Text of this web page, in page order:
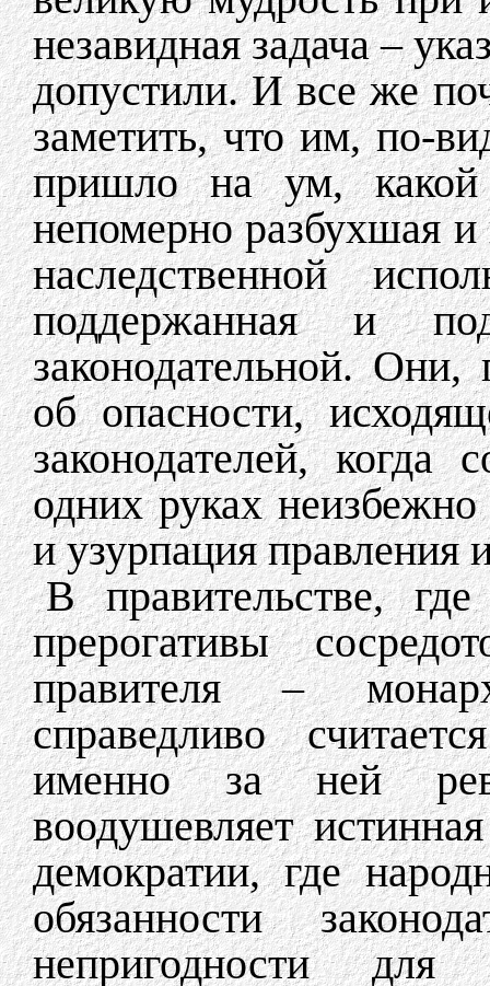
незавидная задача –
допустили. И все же
заметить, что им, по-
пришло на ум, какой
непомерно разбухшая и
наследственной
поддержанная и
законодательной.
об опасности,
законодателей, когда
одних руках
и узурпация правления
В правительстве,
прерогативы
правителя –
справедливо
именно за ней
воодушевляет
демократии, где
обязанности
непригодности